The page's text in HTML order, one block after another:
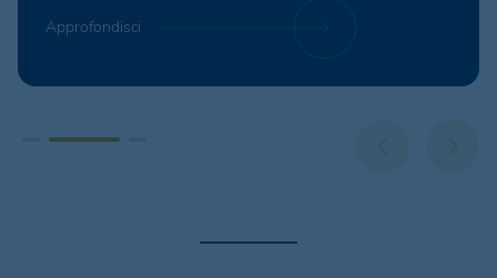
Approfondisci